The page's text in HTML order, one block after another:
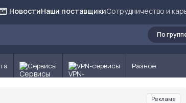
НовостиНаши поставщикиСотрудничество и
По
Сервисы VPN-сервисы Разное
Реклама